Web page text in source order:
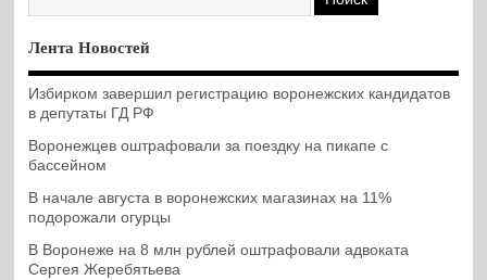
Лента Новостей
Избирком завершил регистрацию воронежских кандидатов
в депутаты ГД РФ
Воронежцев оштрафовали за поездку на пикапе с
бассейном
В начале августа в воронежских магазинах на 11%
подорожали огурцы
В Воронеже на 8 млн рублей оштрафовали адвоката
Сергея Жеребятьева